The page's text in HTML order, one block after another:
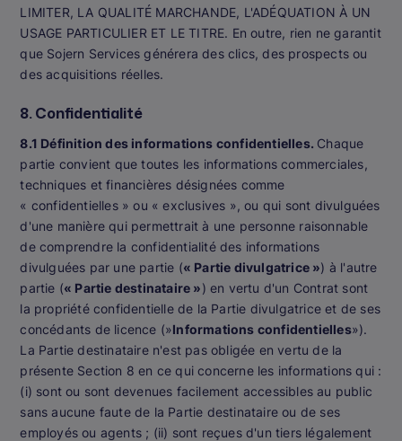
LIMITER, LA QUALITÉ MARCHANDE, L'ADÉQUATION À UN
USAGE PARTICULIER ET LE TITRE. En outre, rien ne garantit
que Sojern Services générera des clics, des prospects ou
des acquisitions réelles.
8. Confidentialité
8.1 Définition des informations confidentielles. Chaque
partie convient que toutes les informations commerciales,
techniques et financières désignées comme
« confidentielles » ou « exclusives », ou qui sont divulguées
d'une manière qui permettrait à une personne raisonnable
de comprendre la confidentialité des informations
divulguées par une partie (« Partie divulgatrice ») à l'autre
partie (« Partie destinataire ») en vertu d'un Contrat sont
la propriété confidentielle de la Partie divulgatrice et de ses
concédants de licence (»Informations confidentielles»).
La Partie destinataire n'est pas obligée en vertu de la
présente Section 8 en ce qui concerne les informations qui :
(i) sont ou sont devenues facilement accessibles au public
sans aucune faute de la Partie destinataire ou de ses
employés ou agents ; (ii) sont reçues d'un tiers légalement